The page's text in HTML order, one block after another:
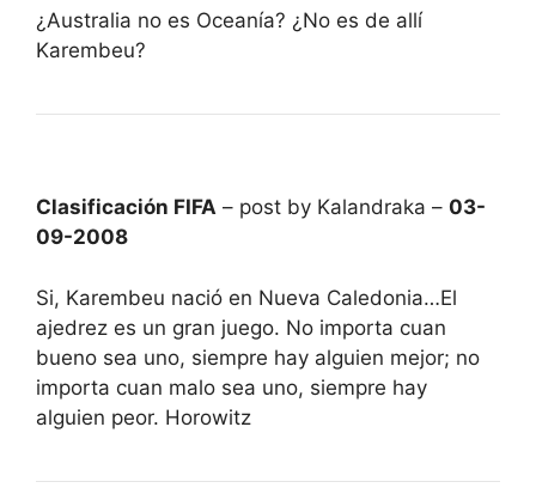
¿Australia no es Oceanía? ¿No es de allí
Karembeu?
Clasificación FIFA – post by Kalandraka – 03-
09-2008
Si, Karembeu nació en Nueva Caledonia…El
ajedrez es un gran juego. No importa cuan
bueno sea uno, siempre hay alguien mejor; no
importa cuan malo sea uno, siempre hay
alguien peor. Horowitz